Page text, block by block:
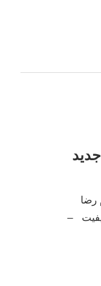
رضا
–